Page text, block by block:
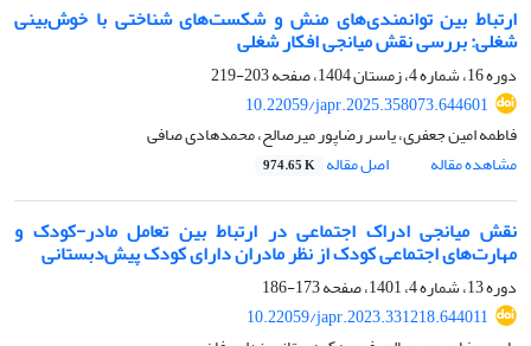
ارتباط بین توانمندی‌های منش و شکست‌های شناختی با خوش‌بینی
شغلی: بررسی نقش میانجی افکار شغلی
دوره 16، شماره 4، زمستان 1404، صفحه
203-219
10.22059/japr.2025.358073.644601
فاطمه امین جعفری، یاسر رضاپور میرصالح، محمدهادی صافی
مشاهده مقاله
اصل مقاله 974.65 K
نقش میانجی ادراک اجتماعی در ارتباط بین تعامل مادر-کودک و
مهارت‌های اجتماعی کودک از نظر مادران دارای کودک پیش‌دبستانی
دوره 13، شماره 4، 1401، صفحه
173-186
10.22059/japr.2023.331218.644011